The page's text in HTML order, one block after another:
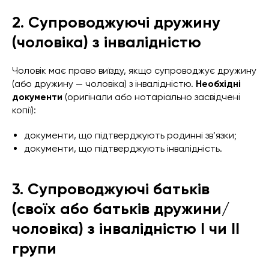
2. Супроводжуючі дружину
(чоловіка) з інвалідністю
Чоловік має право виїзду, якщо супроводжує дружину
(або дружину — чоловіка) з інвалідністю. Необхідні
документи (оригінали або нотаріально засвідчені
копії):
документи, що підтверджують родинні зв’язки;
документи, що підтверджують інвалідність.
3. Супроводжуючі батьків
(своїх або батьків дружини/
чоловіка) з інвалідністю I чи II
групи